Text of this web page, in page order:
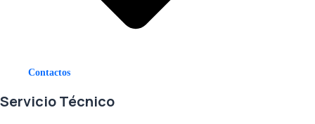
Contactos
Servicio Técnico